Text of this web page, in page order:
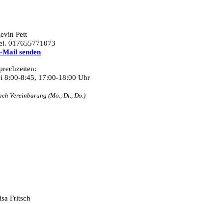
Pett
017655771073
Mail senden
8:00-8:45, 17:00-18:00 Uhr
Vereinbarung (Mo., Di., Do.)
Fritsch